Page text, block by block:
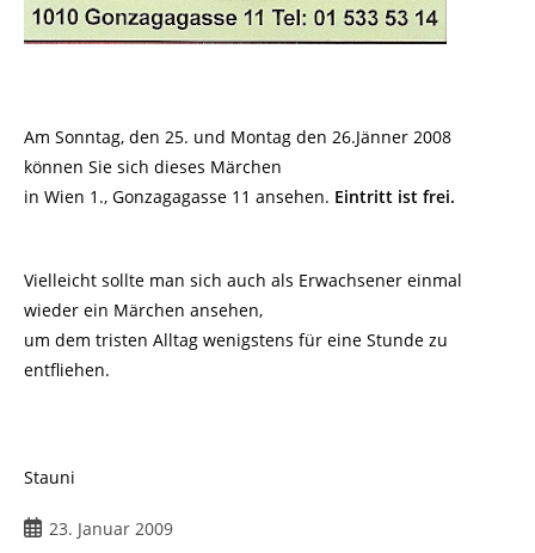
Am Sonntag, den 25. und Montag den 26.Jänner 2008
können Sie sich dieses Märchen
in Wien 1., Gonzagagasse 11 ansehen. Eintritt ist frei.
Vielleicht sollte man sich auch als Erwachsener einmal
wieder ein Märchen ansehen,
um dem tristen Alltag wenigstens für eine Stunde zu
entfliehen.
Stauni
Beitrag
23. Januar 2009